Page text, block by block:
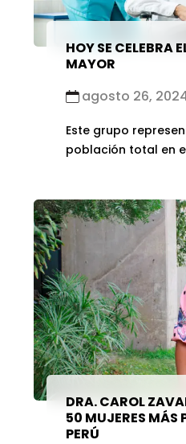
HOY SE CELEBRA
MAYOR
agosto 26,
Este grupo
población total en
DRA. CAROL
50 MUJERES MÁS
PERÚ